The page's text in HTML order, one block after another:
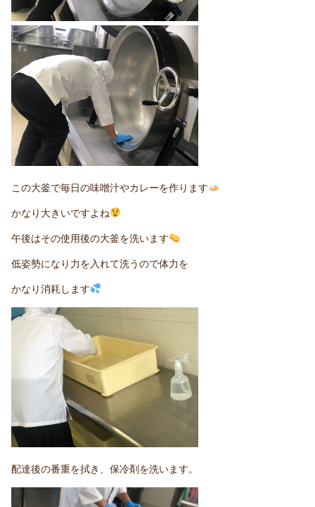
この大釜で毎日の味噌汁やカレーを作ります
かなり大きいですよね
午後はその使用後の大釜を洗います
低姿勢になり力を入れて洗うので体力を
かなり消耗します
配達後の番重を拭き、保冷剤を洗います。